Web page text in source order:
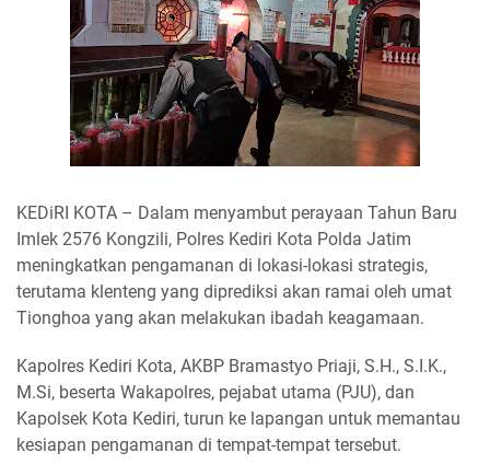
KEDiRI KOTA – Dalam menyambut perayaan Tahun Baru
Imlek 2576 Kongzili, Polres Kediri Kota Polda Jatim
meningkatkan pengamanan di lokasi-lokasi strategis,
terutama klenteng yang diprediksi akan ramai oleh umat
Tionghoa yang akan melakukan ibadah keagamaan.
Kapolres Kediri Kota, AKBP Bramastyo Priaji, S.H., S.I.K.,
M.Si, beserta Wakapolres, pejabat utama (PJU), dan
Kapolsek Kota Kediri, turun ke lapangan untuk memantau
kesiapan pengamanan di tempat-tempat tersebut.